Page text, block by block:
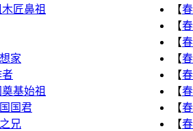
匠鼻祖 【
【
【
家 【
者 【
基始祖 【
国君 【
兄 【